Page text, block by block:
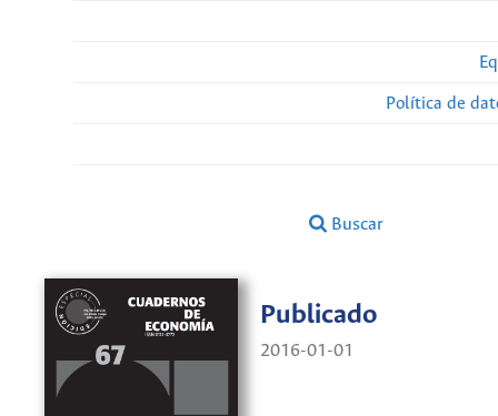
Política de
Buscar
Publicado
2016-01-01